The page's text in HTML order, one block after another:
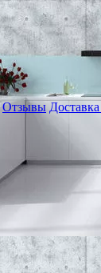
Отзывы